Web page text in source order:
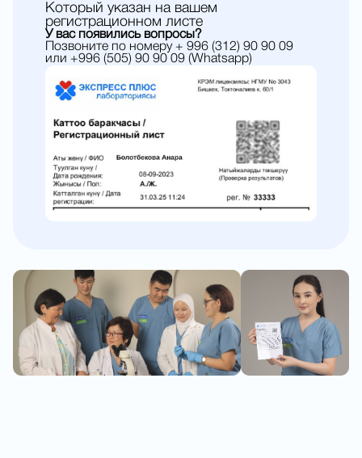
Который указан на вашем
регистрационном листе
У вас появились вопросы?
Позвоните по номеру + 996 (312) 90 90 09
или +996 (505) 90 90 09 (Whatsapp)